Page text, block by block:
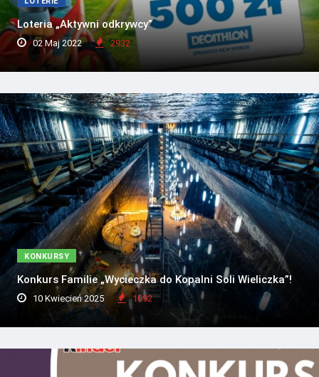
Loteria „Aktywni odkrywcy”
02 Maj 2022 2932
KONKURSY
Konkurs Familie „Wycieczka do Kopalni Soli Wieliczka”!
10 Kwiecień 2025 1092